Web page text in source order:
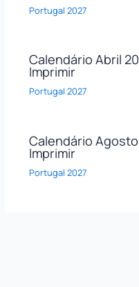
Portugal 2027
Calendário Abril
Imprimir
Portugal 2027
Calendário
Imprimir
Portugal 2027